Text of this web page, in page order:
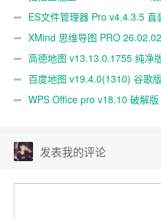
扫描与 PDF 编辑工具
ES文件管理器 Pro v4.4.3.5
卓最强文件管理工具
XMind 思维导图 PRO
｜SVIP 专业版脑图工具
高德地图 v13.13.0.1755 纯净
划与出行体验
百度地图 v19.4.0(1310) 谷歌版
WPS Office pro v18.10 破解
发表我的评论